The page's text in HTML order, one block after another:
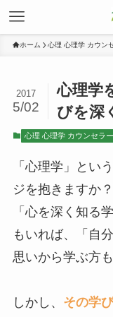
ホーム 心理 心理学 カウン
心理学
びを深
2017
5/02
心理 心理学 カウンセラ
「心理学」とい
ジを抱きますか？
「心を深く知る
もいれば、「自
思いから学ぶ方
しかし、 その学